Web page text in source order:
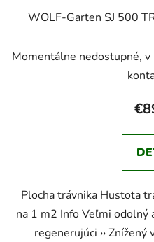
WOLF-Garten SJ 500
Momentálne nedostupné, v
Plocha trávnika Hustota
na 1 m2 Info Veľmi odolný
regenerujúci ›› Znížený